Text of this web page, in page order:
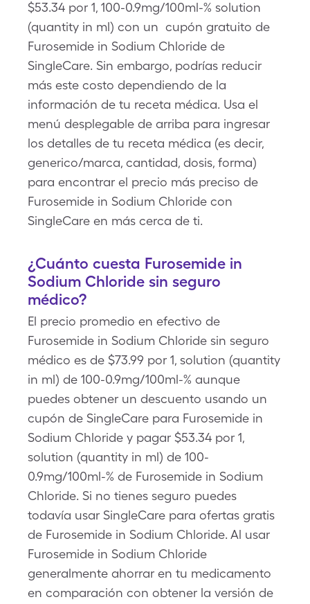
$53.34 por 1, 100-0.9mg/100ml-% solution
(quantity in ml) con un cupón gratuito de
Furosemide in Sodium Chloride de
SingleCare. Sin embargo, podrías reducir
más este costo dependiendo de la
información de tu receta médica. Usa el
menú desplegable de arriba para ingresar
los detalles de tu receta médica (es decir,
generico/marca, cantidad, dosis, forma)
para encontrar el precio más preciso de
Furosemide in Sodium Chloride con
SingleCare en más cerca de ti.
¿Cuánto cuesta Furosemide in
Sodium Chloride sin seguro
médico?
El precio promedio en efectivo de
Furosemide in Sodium Chloride sin seguro
médico es de $73.99 por 1, solution (quantity
in ml) de 100-0.9mg/100ml-% aunque
puedes obtener un descuento usando un
cupón de SingleCare para Furosemide in
Sodium Chloride y pagar $53.34 por 1,
solution (quantity in ml) de 100-
0.9mg/100ml-% de Furosemide in Sodium
Chloride. Si no tienes seguro puedes
todavía usar SingleCare para ofertas gratis
de Furosemide in Sodium Chloride. Al usar
Furosemide in Sodium Chloride
generalmente ahorrar en tu medicamento
en comparación con obtener la versión de